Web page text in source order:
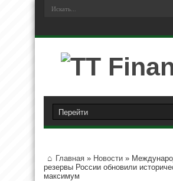
Главная » Новости »
резервы России обновили
максимум